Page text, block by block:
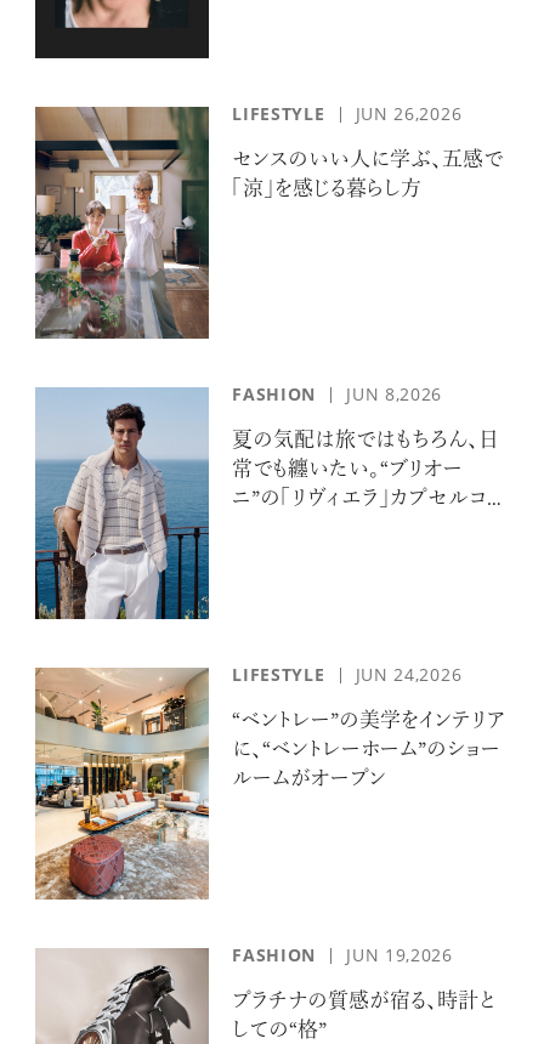
LIFESTYLE JUN 26,2026
センスのいい人に学ぶ、五感で
「涼」を感じる暮らし方
FASHION JUN 8,2026
夏の気配は旅ではもちろん、日
常でも纏いたい。“ブリオー
ニ”の「リヴィエラ」カプセルコレ
LIFESTYLE JUN 24,2026
“ベントレー”の美学をインテリア
に、“ベントレーホーム”のショー
ルームがオープン
FASHION JUN 19,2026
プラチナの質感が宿る、時計と
しての“格”